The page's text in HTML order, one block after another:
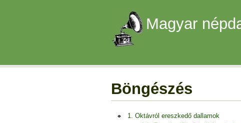
Magyar
Böngészés
1. Oktávról ereszkedő dallamok